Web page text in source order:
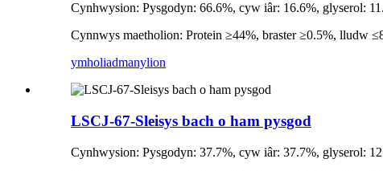
Cynhwysion: Pysgodyn: 66.6%, cyw iâr: 16.6%, glyserol:
Cynnwys maetholion: Protein ≥44%, braster ≥0.5%, lludw
ymholiadmanylion
LSCJ-67-Sleisys bach o ham pysgod
Cynhwysion: Pysgodyn: 37.7%, cyw iâr: 37.7%, glyserol: